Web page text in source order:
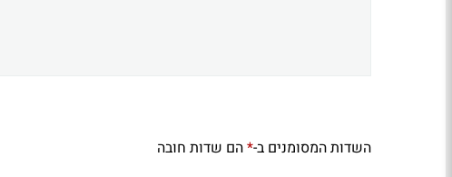
השדות המסומנים ב-*הם שדות חובה